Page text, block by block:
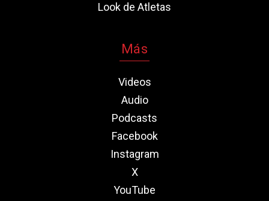
Look de Atletas
Más
Videos
Audio
Podcasts
Facebook
Instagram
X
YouTube